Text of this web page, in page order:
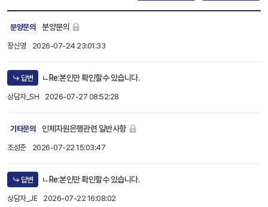
분양문의 분양문의
장신영 2026-07-24 23:01:33
답변 ㄴRe:본인만 확인할수 있습니다.
상담자_SH 2026-07-27 08:52:28
기타문의 인체자원은행관련 일반사항
조성준 2026-07-22 15:03:47
답변 ㄴRe:본인만 확인할수 있습니다.
상담자_JE 2026-07-22 16:08:02